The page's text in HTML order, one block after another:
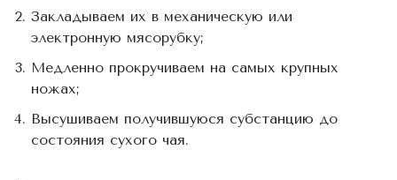
Закладываем их в механическую или
электронную мясорубку;
Медленно прокручиваем на самых крупных
ножах;
Высушиваем получившуюся субстанцию до
состояния сухого чая.